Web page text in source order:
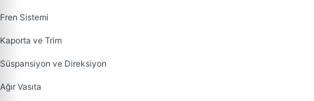
Fren Sistemi
Kaporta ve Trim
Süspansiyon ve Direksiyon
Ağır Vasıta